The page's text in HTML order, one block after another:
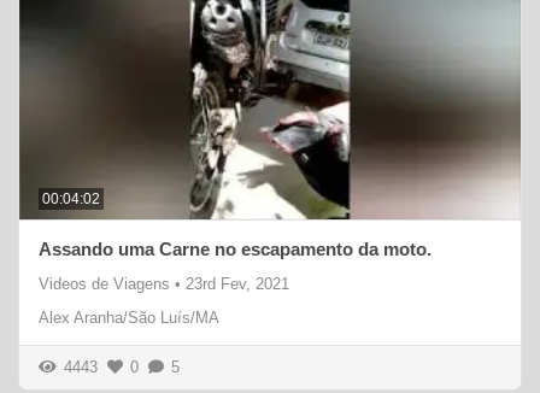
00:04:02
Assando uma Carne no escapamento da moto.
Videos de Viagens • 23rd Fev, 2021
Alex Aranha/São Luís/MA
4443 0 5